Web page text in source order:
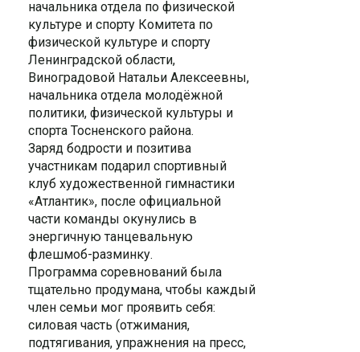
начальника отдела по физической
культуре и спорту Комитета по
физической культуре и спорту
Ленинградской области,
Виноградовой Натальи Алексеевны,
начальника отдела молодёжной
политики, физической культуры и
спорта Тосненского района.
Заряд бодрости и позитива
участникам подарил спортивный
клуб художественной гимнастики
«Атлантик», после официальной
части команды окунулись в
энергичную танцевальную
флешмоб-разминку.
Программа соревнований была
тщательно продумана, чтобы каждый
член семьи мог проявить себя:
силовая часть (отжимания,
подтягивания, упражнения на пресс,